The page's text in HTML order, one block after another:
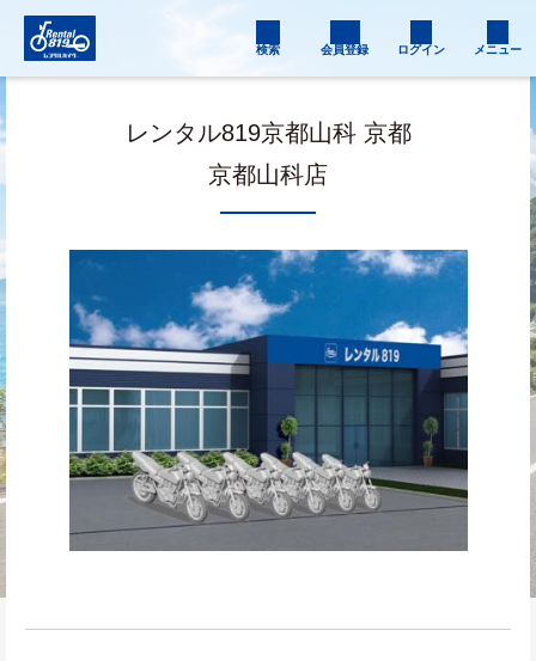
検索 会員登録 ログイン メニュー
レンタル819京都山科 京都
京都山科店